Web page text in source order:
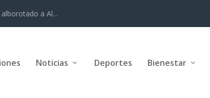
a Al...
Noticias Deportes Bienestar